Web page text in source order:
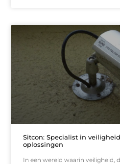
Sitcon: Specialist in
oplossingen
In een wereld waarin veiligheid,